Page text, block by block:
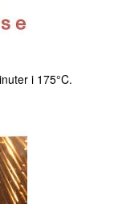
i 175°C.